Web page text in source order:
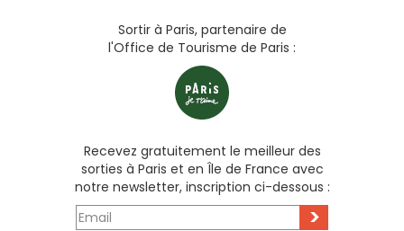
Sortir à Paris, partenaire de
l'Office de Tourisme de Paris :
Recevez gratuitement le meilleur des
sorties à Paris et en Île de France avec
notre newsletter, inscription ci-dessous :
>